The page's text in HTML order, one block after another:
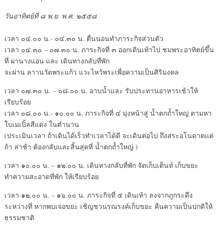
วันอาทิตย์ที่ ๘ พ.ย. พ.ศ. ๒๕๕๘
เวลา ๐๔.๐๐ น.- ๐๔.๓๐ น. ตื่นนอนทำภาระกิจส่วนตัว
เวลา ๐๔.๓๐ – ๐๗.๓๐ น. ภาระกิจที่ ๓ ออกเดินเท้าไป ชมพระอาทิตย์ขึ้น
ที่ ผานางแอ่น และ เดินทางกลับที่พัก
จะผ่าน ลาานวัดพระแก้ว แวะไหว้พระเพื่อความเป็นศิริมงคล
เวลา ๐๗.๓๐ น. – ๐๘.๐๐ น. อาบน้ำและ รับประทานอาหารเช้าให้
เรียบร้อย
เวลา ๐๘.๐๐ น.- ๑๐.๐๐ น. ภาระกิจที่ ๔ มุ่งหน้าสู่ น้ำตกถ้ำใหญ่ ตามหา
ใบเมเปิ้ลสีแดง ในตำนาน
(ประเมินเวลา ถ้าเดินได้เร็วทำเวลาได้ดี จะเดินต่อไป ถึงสระอโนดาตแต่
ถ้า ล่าช้า ต้องกลับและสิ้นสุดที่ น้ำตกถ้ำใหญ่ )
เวลา ๑๐.๐๐ น. – ๑๒.๐๐ น. เดินทางกลับที่พัก จัดเก็บเต็นท์ เก็บขยะ
ทำความสะอาดที่พัก ให้เรียบร้อย
เวลา ๑๒.๐๐ น. – ๑๖.๐๐ น. ภาระกิจที่ ๕ เดินเท้า ลงจากภูกระดึง
ระหว่างที่ หากพบเจอขยะ เชิญชวนรณรงค์เก็บขยะ คืนความเป็นปกติให้
ธรรมชาติ